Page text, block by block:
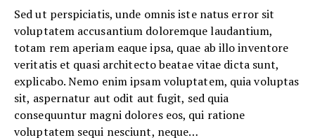
Sed ut perspiciatis, unde omnis iste natus error sit
voluptatem accusantium doloremque laudantium,
totam rem aperiam eaque ipsa, quae ab illo inventore
veritatis et quasi architecto beatae vitae dicta sunt,
explicabo. Nemo enim ipsam voluptatem, quia voluptas
sit, aspernatur aut odit aut fugit, sed quia
consequuntur magni dolores eos, qui ratione
voluptatem sequi nesciunt, neque…